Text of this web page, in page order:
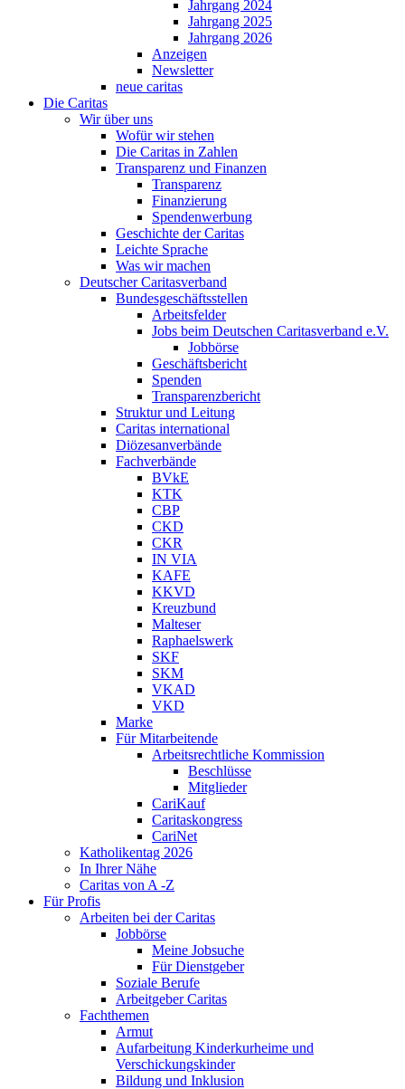
Jahrgang 2024
Jahrgang 2025
Jahrgang 2026
Anzeigen
Newsletter
neue caritas
Die Caritas
Wir über uns
Wofür wir stehen
Die Caritas in Zahlen
Transparenz und Finanzen
Transparenz
Finanzierung
Spendenwerbung
Geschichte der Caritas
Leichte Sprache
Was wir machen
Deutscher Caritasverband
Bundesgeschäftsstellen
Arbeitsfelder
Jobs beim Deutschen Caritasverband e.V.
Jobbörse
Geschäftsbericht
Spenden
Transparenzbericht
Struktur und Leitung
Caritas international
Diözesanverbände
Fachverbände
BVkE
KTK
CBP
CKD
CKR
IN VIA
KAFE
KKVD
Kreuzbund
Malteser
Raphaelswerk
SKF
SKM
VKAD
VKD
Marke
Für Mitarbeitende
Arbeitsrechtliche Kommission
Beschlüsse
Mitglieder
CariKauf
Caritaskongress
CariNet
Katholikentag 2026
In Ihrer Nähe
Caritas von A -Z
Für Profis
Arbeiten bei der Caritas
Jobbörse
Meine Jobsuche
Für Dienstgeber
Soziale Berufe
Arbeitgeber Caritas
Fachthemen
Armut
Aufarbeitung Kinderkurheime und
Verschickungskinder
Bildung und Inklusion